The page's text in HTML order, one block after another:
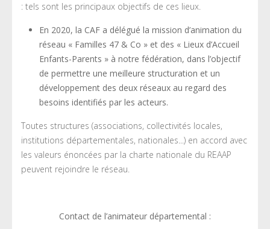
: tels sont les principaux objectifs de ces lieux.
En 2020, la CAF a délégué la mission d’animation du
réseau « Familles 47 & Co » et des « Lieux d’Accueil
Enfants-Parents » à notre fédération, dans l’objectif
de permettre une meilleure structuration et un
développement des deux réseaux au regard des
besoins identifiés par les acteurs.
Toutes structures (associations, collectivités locales,
institutions départementales, nationales...) en accord avec
les valeurs énoncées par la charte nationale du REAAP
peuvent rejoindre le réseau.
Contact de l’animateur départemental :